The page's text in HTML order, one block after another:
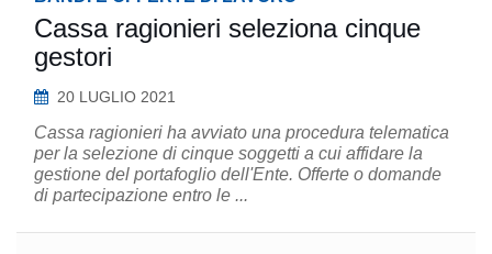
Cassa ragionieri seleziona cinque
gestori
20 LUGLIO 2021
Cassa ragionieri ha avviato una procedura telematica
per la selezione di cinque soggetti a cui affidare la
gestione del portafoglio dell'Ente. Offerte o domande
di partecipazione entro le ...